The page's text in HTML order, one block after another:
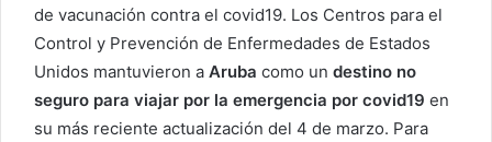
de vacunación contra el covid19. Los Centros para el
Control y Prevención de Enfermedades de Estados
Unidos mantuvieron a Aruba como un destino no
seguro para viajar por la emergencia por covid19 en
su más reciente actualización del 4 de marzo. Para